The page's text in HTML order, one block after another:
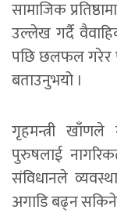
सामाजिक
उल्लेख गर्दै
पछि छलफल गरेर
बताउनुभयो ।
गृहमन्त्री खाँणले
पुरुषलाई
संविधानले
अगाडि बढ्न